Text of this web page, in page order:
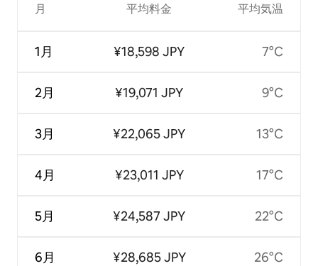
月
1月
2月
3月
4月
5月
6月
平均料金
¥18,598 JPY
¥19,071 JPY
¥22,065 JPY
¥23,011 JPY
¥24,587 JPY
¥28,685 JPY
平均気温
7°C
9°C
13°C
17°C
22°C
26°C